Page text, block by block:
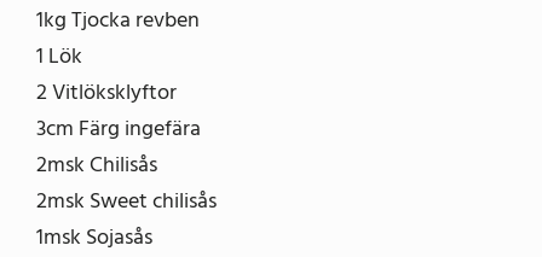
1kg Tjocka revben
1 Lök
2 Vitlöksklyftor
3cm Färg ingefära
2msk Chilisås
2msk Sweet chilisås
1msk Sojasås